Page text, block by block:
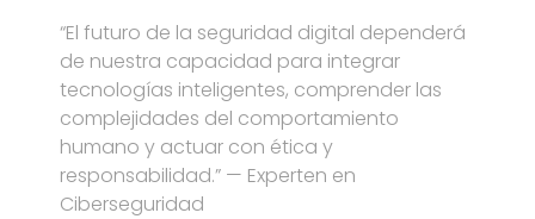
“El futuro de la seguridad digital dependerá
de nuestra capacidad para integrar
tecnologías inteligentes, comprender las
complejidades del comportamiento
humano y actuar con ética y
responsabilidad.” — Experten en
Ciberseguridad